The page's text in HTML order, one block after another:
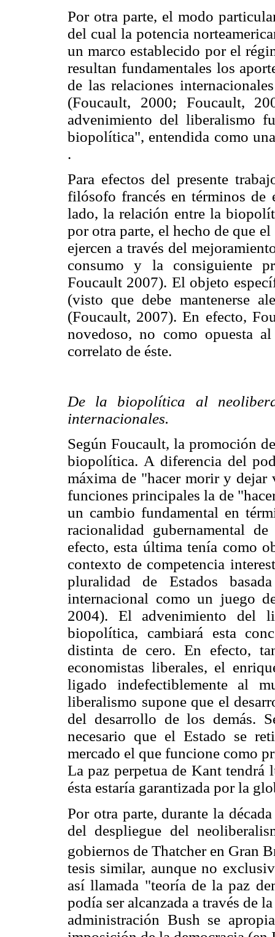
Por otra parte, el modo
del cual la potencia
un marco establecido por el
resultan fundamentales los
de las relaciones
(Foucault, 2000; Foucault,
advenimiento del liberalismo
biopolítica", entendida como
.
Para efectos del presente
filósofo francés en términos de
lado, la relación entre la
por otra parte, el hecho de que
ejercen a través del
consumo y la consiguiente
Foucault 2007). El objeto
(visto que debe mantenerse
(Foucault, 2007). En efecto,
novedoso, no como opuesta
correlato de éste.
De la biopolítica al
internacionales.
Según Foucault, la promoción
biopolítica. A diferencia del
máxima de "hacer morir y
funciones principales la de
un cambio fundamental en
racionalidad gubernamental
efecto, esta última tenía como
contexto de competencia
pluralidad de Estados
internacional como un juego
2004). El advenimiento del
biopolítica, cambiará esta
distinta de cero. En efecto,
economistas liberales, el
ligado indefectiblemente al
liberalismo supone que el
del desarrollo de los demás.
necesario que el Estado se
mercado el que funcione como
La paz perpetua de Kant tendrá
ésta estaría garantizada por la
Por otra parte, durante la
del despliegue del
gobiernos de Thatcher en Gran
tesis similar, aunque no
así llamada "teoría de la paz
podía ser alcanzada a través de
administración Bush se